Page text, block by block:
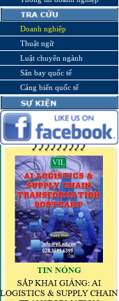
Doanh nghiệp
Thuật ngữ
Luật chuyên ngành
Sân bay quốc tế
Cảng biển quốc tế